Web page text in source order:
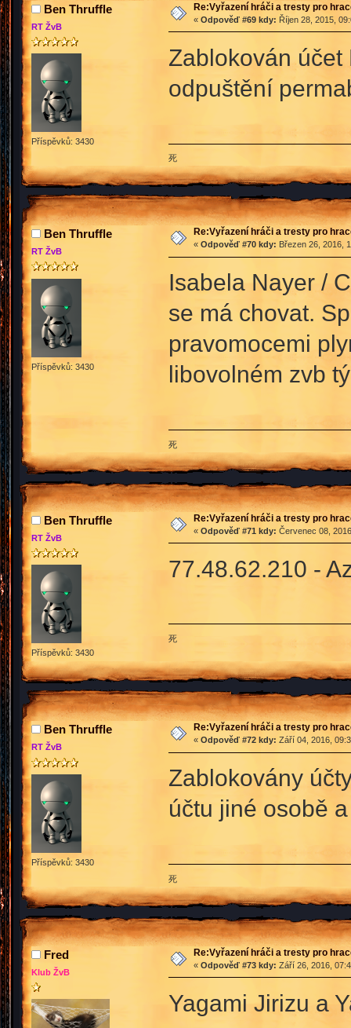
Ben Thruffle
RT ŽvB
Příspěvků: 3430
Re:Vyřazení hráči a tresty pro
« Odpověď #69 kdy: Říjen 28, 2015,
Zablokován
odpuštění
死
Ben Thruffle
RT ŽvB
Příspěvků: 3430
Re:Vyřazení hráči a tresty pro
« Odpověď #70 kdy: Březen 26, 2016,
Isabela Nayer /
se má chovat.
pravomocemi
libovolném zvb
死
Ben Thruffle
RT ŽvB
Příspěvků: 3430
Re:Vyřazení hráči a tresty pro
« Odpověď #71 kdy: Červenec 08,
77.48.62.210 -
死
Ben Thruffle
RT ŽvB
Příspěvků: 3430
Re:Vyřazení hráči a tresty pro
« Odpověď #72 kdy: Září 04, 2016,
Zablokovány
účtu jiné osobě
死
Fred
Klub ŽvB
Re:Vyřazení hráči a tresty pro
« Odpověď #73 kdy: Září 26, 2016,
Yagami Jirizu a